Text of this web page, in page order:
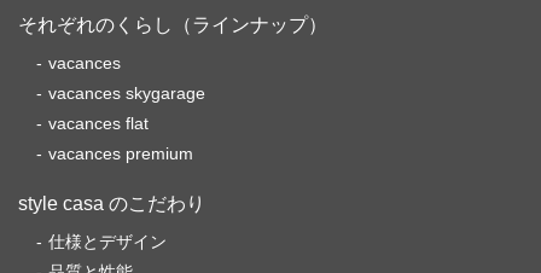
それぞれのくらし（ラインナップ）
vacances
vacances skygarage
vacances flat
vacances premium
style casa のこだわり
仕様とデザイン